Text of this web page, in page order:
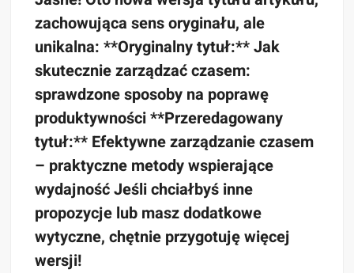
zachowująca sens oryginału, ale
unikalna: **Oryginalny tytuł:** Jak
skutecznie zarządzać czasem:
sprawdzone sposoby na poprawę
produktywności **Przeredagowany
tytuł:** Efektywne zarządzanie czasem
– praktyczne metody wspierające
wydajność Jeśli chciałbyś inne
propozycje lub masz dodatkowe
wytyczne, chętnie przygotuję więcej
wersji!